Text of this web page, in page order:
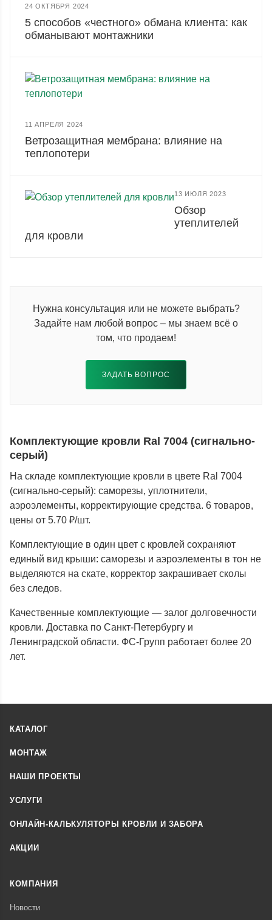
24 ОКТЯБРЯ 2024
5 способов «честного» обмана клиента: как
обманывают монтажники
11 АПРЕЛЯ 2024
Ветрозащитная мембрана: влияние на
теплопотери
13 ИЮЛЯ 2023
Обзор
утеплителей
для кровли
Нужна консультация или не можете выбрать?
Задайте нам любой вопрос – мы знаем всё о
том, что продаем!
ЗАДАТЬ ВОПРОС
Комплектующие кровли Ral 7004 (сигнально-
серый)
На складе комплектующие кровли в цвете Ral 7004
(сигнально-серый): саморезы, уплотнители,
аэроэлементы, корректирующие средства. 6 товаров,
цены от 5.70 ₽/шт.
Комплектующие в один цвет с кровлей сохраняют
единый вид крыши: саморезы и аэроэлементы в тон не
выделяются на скате, корректор закрашивает сколы
без следов.
Качественные комплектующие — залог долговечности
кровли. Доставка по Санкт-Петербургу и
Ленинградской области. ФС-Групп работает более 20
лет.
КАТАЛОГ
МОНТАЖ
НАШИ ПРОЕКТЫ
УСЛУГИ
ОНЛАЙН-КАЛЬКУЛЯТОРЫ КРОВЛИ И ЗАБОРА
АКЦИИ
КОМПАНИЯ
Новости